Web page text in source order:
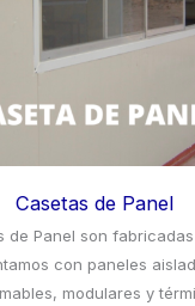
tradicionales para
de decoración
Magos en México.
a boletines con
y tendencias.
Casetas de Panel
de Panel son
con paneles
modulares y